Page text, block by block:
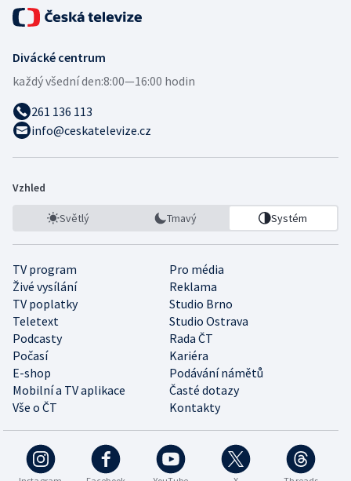
Divácké centrum
každý všední den:8:00—16:00 hodin
261 136 113
info@ceskatelevize.cz
Vzhled
Světlý Tmavý Systém
TV program
Pro média
Živé vysílání
Reklama
TV poplatky
Studio Brno
Teletext
Studio Ostrava
Podcasty
Rada ČT
Počasí
Kariéra
E-shop
Podávání námětů
Mobilní a TV aplikace
Časté dotazy
Vše o ČT
Kontakty